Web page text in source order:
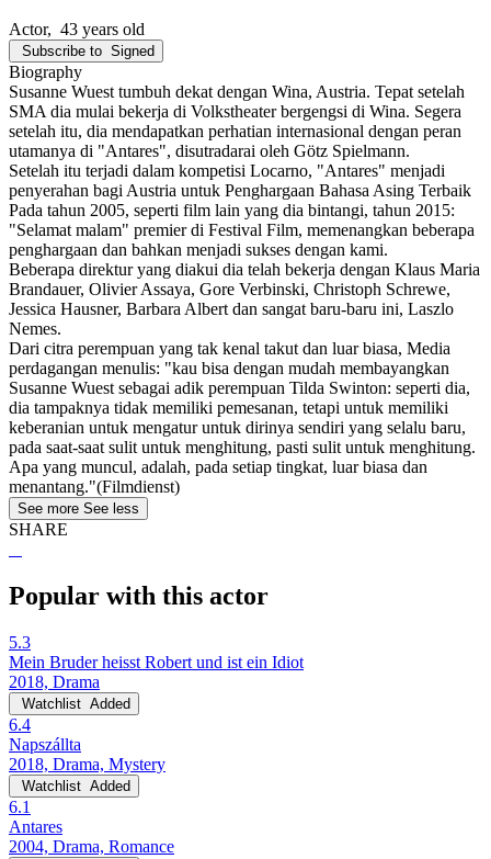
Actor, 43 years old
Subscribe to Signed
Biography
Susanne Wuest tumbuh dekat dengan Wina, Austria. Tepat setelah
SMA dia mulai bekerja di Volkstheater bergengsi di Wina. Segera
setelah itu, dia mendapatkan perhatian internasional dengan peran
utamanya di "Antares", disutradarai oleh Götz Spielmann.
Setelah itu terjadi dalam kompetisi Locarno, "Antares" menjadi
penyerahan bagi Austria untuk Penghargaan Bahasa Asing Terbaik
Pada tahun 2005, seperti film lain yang dia bintangi, tahun 2015:
"Selamat malam" premier di Festival Film, memenangkan beberapa
penghargaan dan bahkan menjadi sukses dengan kami.
Beberapa direktur yang diakui dia telah bekerja dengan Klaus Maria
Brandauer, Olivier Assaya, Gore Verbinski, Christoph Schrewe,
Jessica Hausner, Barbara Albert dan sangat baru-baru ini, Laszlo
Nemes.
Dari citra perempuan yang tak kenal takut dan luar biasa, Media
perdagangan menulis: "kau bisa dengan mudah membayangkan
Susanne Wuest sebagai adik perempuan Tilda Swinton: seperti dia,
dia tampaknya tidak memiliki pemesanan, tetapi untuk memiliki
keberanian untuk mengatur untuk dirinya sendiri yang selalu baru,
pada saat-saat sulit untuk menghitung, pasti sulit untuk menghitung.
Apa yang muncul, adalah, pada setiap tingkat, luar biasa dan
menantang."(Filmdienst)
See more See less
SHARE
Popular with this actor
5.3
Mein Bruder heisst Robert und ist ein Idiot
2018, Drama
Watchlist Added
6.4
Napszállta
2018, Drama, Mystery
Watchlist Added
6.1
Antares
2004, Drama, Romance